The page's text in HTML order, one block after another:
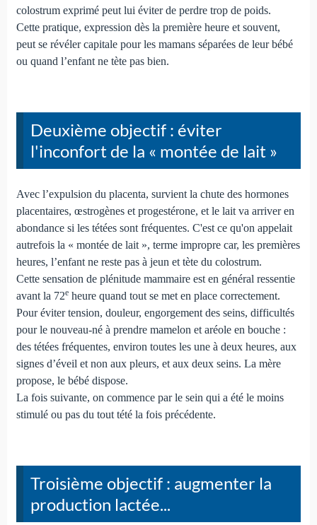
colostrum exprimé peut lui éviter de perdre trop de poids.
Cette pratique, expression dès la première heure et souvent,
peut se révéler capitale pour les mamans séparées de leur bébé
ou quand l’enfant ne tète pas bien.
Deuxième objectif : éviter
l'inconfort de la « montée de lait »
Avec l’expulsion du placenta, survient la chute des hormones
placentaires, œstrogènes et progestérone, et le lait va arriver en
abondance si les tétées sont fréquentes. C'est ce qu'on appelait
autrefois la « montée de lait », terme impropre car, les premières
heures, l’enfant ne reste pas à jeun et tète du colostrum.
Cette sensation de plénitude mammaire est en général ressentie
avant la 72eheure quand tout se met en place correctement.
Pour éviter tension, douleur, engorgement des seins, difficultés
pour le nouveau-né à prendre mamelon et aréole en bouche :
des tétées fréquentes, environ toutes les une à deux heures, aux
signes d’éveil et non aux pleurs, et aux deux seins. La mère
propose, le bébé dispose.
La fois suivante, on commence par le sein qui a été le moins
stimulé ou pas du tout tété la fois précédente.
Troisième objectif : augmenter la
production lactée...